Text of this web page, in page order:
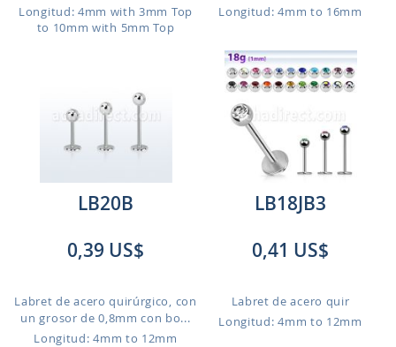
Longitud: 4mm with 3mm Top
to 10mm with 5mm Top
Longitud: 4mm to 16mm
LB20B
0,39 US$
Labret de acero quirúrgico, con
un grosor de 0,8mm con bo...
Longitud: 4mm to 12mm
LB18JB3
0,41 US$
Labret de acero quir
Longitud: 4mm to 12mm